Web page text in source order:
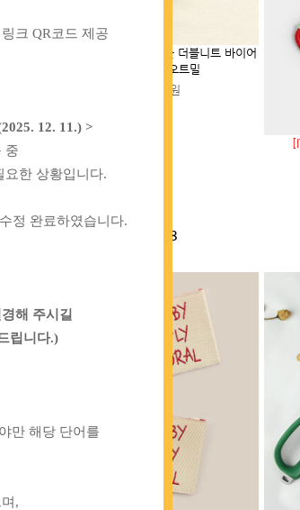
크 QR코드 제공
12. 11.) >
중
요한 상황입니다.
정 완료하였습니다.
해 주시길
립니다.)
만 해당 단어를
,
단추 티
60-913 앙앙 항균 더블니트 바이어
스테이프_오트밀
3,500원
BEST8